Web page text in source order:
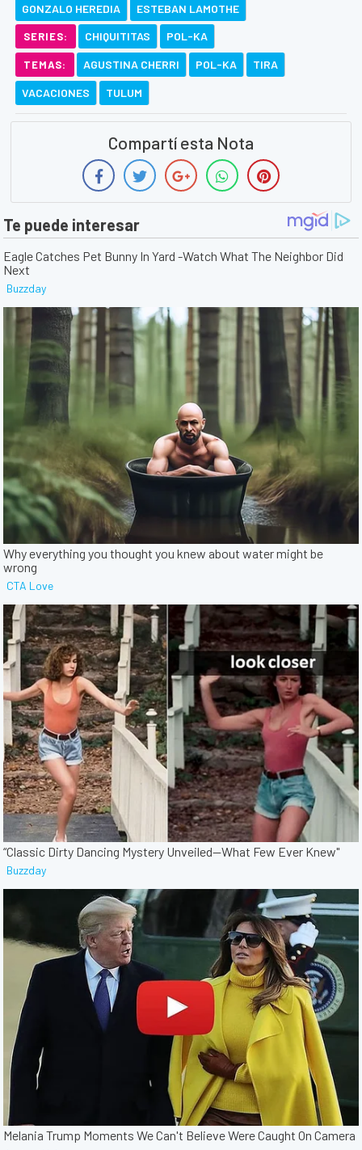
GONZALO HEREDIA ESTEBAN LAMOTHE
SERIES: CHIQUITITAS POL-KA
TEMAS: AGUSTINA CHERRI POL-KA TIRA
VACACIONES TULUM
Compartí esta Nota